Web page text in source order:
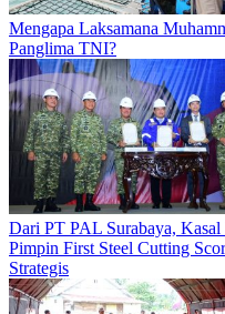
Mengapa Laksamana
Panglima TNI?
Dari PT PAL Surabaya,
Pimpin First Steel Cutting
Strategis